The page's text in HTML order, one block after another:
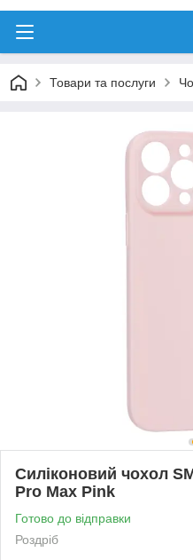
Товари та послуги
Силіконовий чохол
Pro Max Pink
Готово до відправки
Роздріб